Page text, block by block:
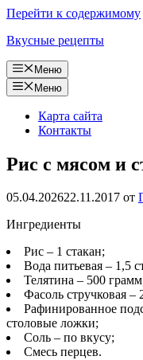
Перейти к содержимому
Вкусные рецепты
Меню
Меню
Карта сайта
Контакты
Рис с мясом и
05.04.202622.11.2017 от
Ингредиенты
Рис – 1 стакан;
Вода питьевая – 1,5
Телятина – 500
Фасоль стручковая –
Рафинированное
столовые ложки;
Соль – по вкусу;
Смесь перцев.